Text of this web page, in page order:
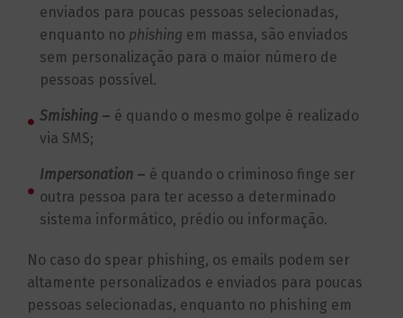
enviados para poucas pessoas selecionadas,
enquanto no phishing em massa, são enviados
sem personalização para o maior número de
pessoas possível.
Smishing– é quando o mesmo golpe é realizado
via SMS;
Impersonation– é quando o criminoso finge ser
outra pessoa para ter acesso a determinado
sistema informático, prédio ou informação.
No caso do spear phishing, os emails podem ser
altamente personalizados e enviados para poucas
pessoas selecionadas, enquanto no phishing em